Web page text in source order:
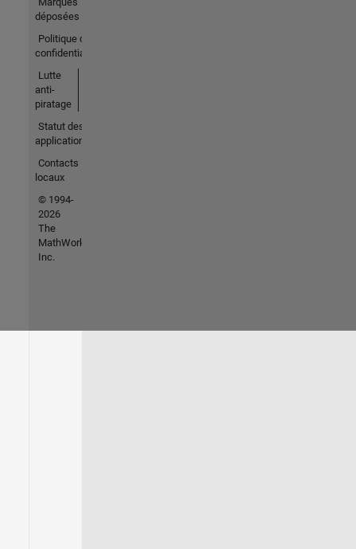
déposées
Politique de
confidentialité
Lutte
anti-
piratage
Statut des
applications
Contacts
locaux
© 1994-
2026
The
MathWorks,
Inc.